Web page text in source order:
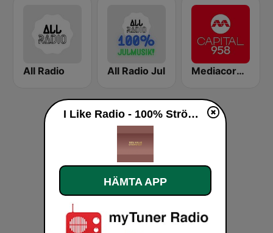
All Radio All Radio Jul Mediacorp CAPITAL 958
I Like Radio - 100% Strömstedt
HÄMTA APP